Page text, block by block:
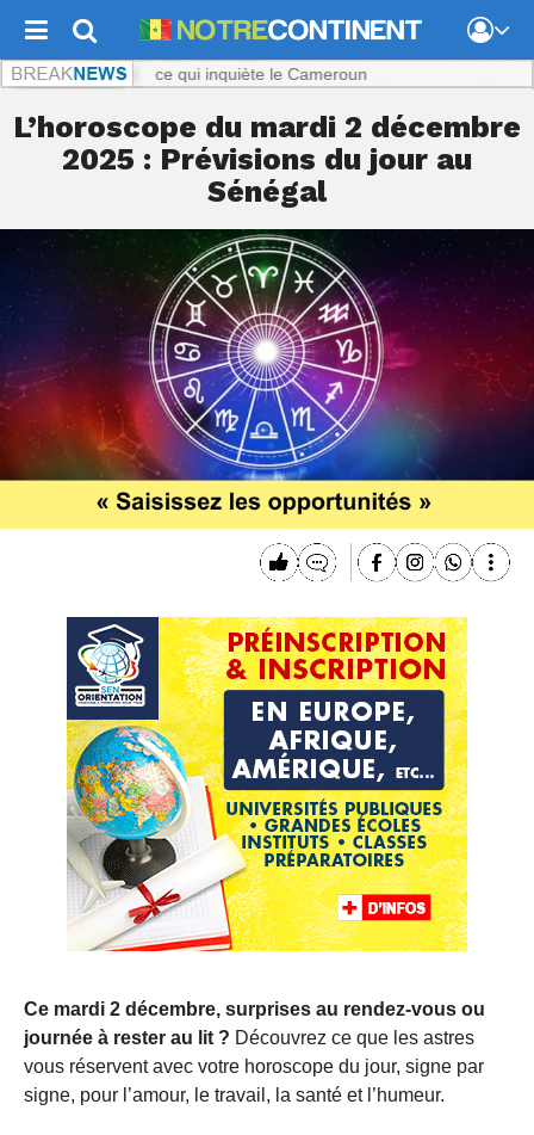
? : Le silence qui inquiète le Cameroun
L’horoscope du mardi 2 décembre
2025 : Prévisions du jour au
Sénégal
Ce mardi 2 décembre, surprises au rendez-vous ou
journée à rester au lit ? Découvrez ce que les astres
vous réservent avec votre horoscope du jour, signe par
signe, pour l’amour, le travail, la santé et l’humeur.